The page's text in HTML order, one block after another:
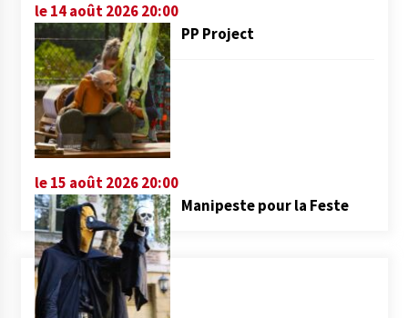
le 14 août 2026 20:00
PP Project
le 15 août 2026 20:00
Manipeste pour la Feste